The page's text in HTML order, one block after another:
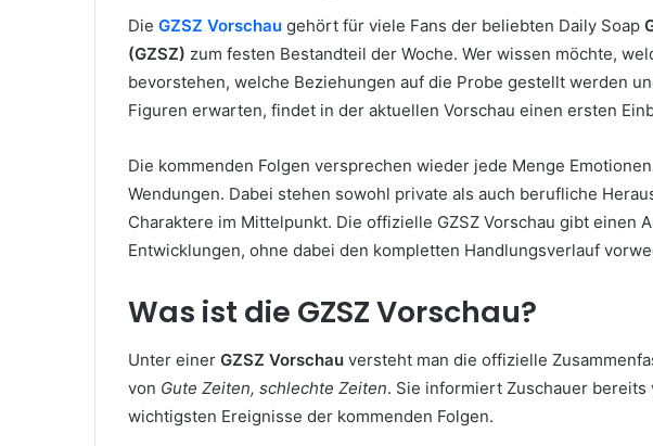
Die GZSZ Vorschau gehört für viele Fans der beliebten Daily Soap
(GZSZ) zum festen Bestandteil der Woche. Wer wissen möchte,
bevorstehen, welche Beziehungen auf die Probe gestellt werden
Figuren erwarten, findet in der aktuellen Vorschau einen ersten
Die kommenden Folgen versprechen wieder jede Menge
Wendungen. Dabei stehen sowohl private als auch berufliche
Charaktere im Mittelpunkt. Die offizielle GZSZ Vorschau gibt einen
Entwicklungen, ohne dabei den kompletten Handlungsverlauf
Was ist die GZSZ Vorschau?
Unter einer GZSZ Vorschau versteht man die offizielle
von Gute Zeiten, schlechte Zeiten. Sie informiert Zuschauer
wichtigsten Ereignisse der kommenden Folgen.